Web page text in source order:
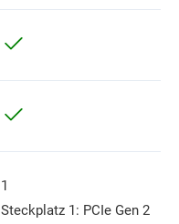
1
Steckplatz 1: PCIe Gen 2